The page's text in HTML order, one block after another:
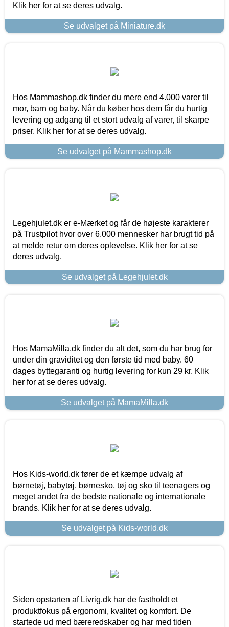
Klik her for at se deres udvalg.
Se udvalget på Miniature.dk
Hos Mammashop.dk finder du mere end 4.000 varer til
mor, barn og baby. Når du køber hos dem får du hurtig
levering og adgang til et stort udvalg af varer, til skarpe
priser. Klik her for at se deres udvalg.
Se udvalget på Mammashop.dk
Legehjulet.dk er e-Mærket og får de højeste karakterer
på Trustpilot hvor over 6.000 mennesker har brugt tid på
at melde retur om deres oplevelse. Klik her for at se
deres udvalg.
Se udvalget på Legehjulet.dk
Hos MamaMilla.dk finder du alt det, som du har brug for
under din graviditet og den første tid med baby. 60
dages byttegaranti og hurtig levering for kun 29 kr. Klik
her for at se deres udvalg.
Se udvalget på MamaMilla.dk
Hos Kids-world.dk fører de et kæmpe udvalg af
børnetøj, babytøj, børnesko, tøj og sko til teenagers og
meget andet fra de bedste nationale og internationale
brands. Klik her for at se deres udvalg.
Se udvalget på Kids-world.dk
Siden opstarten af Livrig.dk har de fastholdt et
produktfokus på ergonomi, kvalitet og komfort. De
startede ud med bæreredskaber og har med tiden